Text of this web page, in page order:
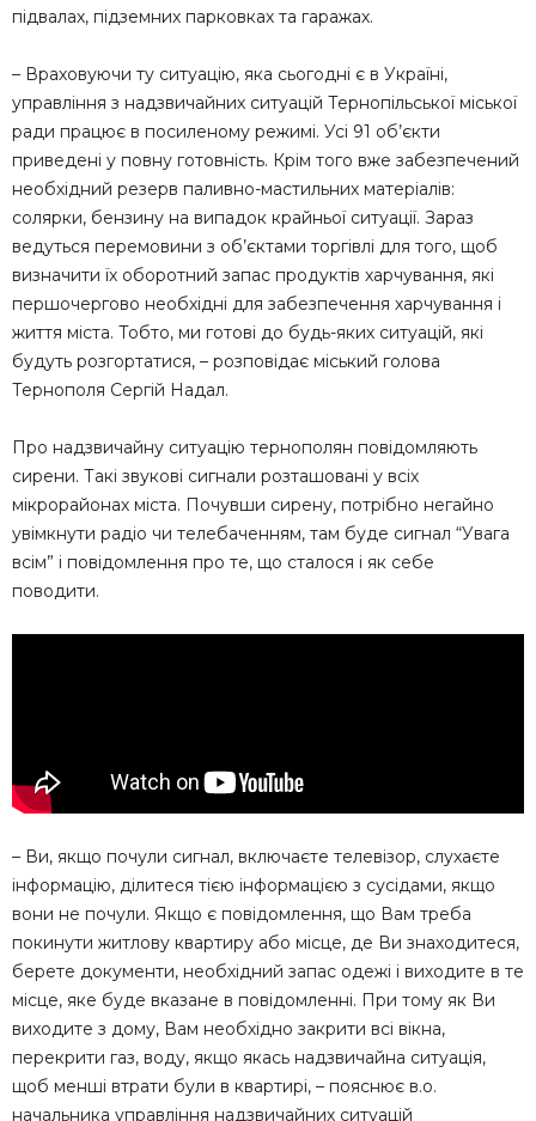
підвалах, підземних парковках та гаражах.
– Враховуючи ту ситуацію, яка сьогодні є в Україні,
управління з надзвичайних ситуацій Тернопільської міської
ради працює в посиленому режимі. Усі 91 об’єкти
приведені у повну готовність. Крім того вже забезпечений
необхідний резерв паливно-мастильних матеріалів:
солярки, бензину на випадок крайньої ситуації. Зараз
ведуться перемовини з об’єктами торгівлі для того, щоб
визначити їх оборотний запас продуктів харчування, які
першочергово необхідні для забезпечення харчування і
життя міста. Тобто, ми готові до будь-яких ситуацій, які
будуть розгортатися, – розповідає міський голова
Тернополя Сергій Надал.
Про надзвичайну ситуацію тернополян повідомляють
сирени. Такі звукові сигнали розташовані у всіх
мікрорайонах міста. Почувши сирену, потрібно негайно
увімкнути радіо чи телебаченням, там буде сигнал “Увага
всім” і повідомлення про те, що сталося і як себе
поводити.
– Ви, якщо почули сигнал, включаєте телевізор, слухаєте
інформацію, ділитеся тією інформацією з сусідами, якщо
вони не почули. Якщо є повідомлення, що Вам треба
покинути житлову квартиру або місце, де Ви знаходитеся,
берете документи, необхідний запас одежі і виходите в те
місце, яке буде вказане в повідомленні. При тому як Ви
виходите з дому, Вам необхідно закрити всі вікна,
перекрити газ, воду, якщо якась надзвичайна ситуація,
щоб менші втрати були в квартирі, – пояснює в.о.
начальника управління надзвичайних ситуацій